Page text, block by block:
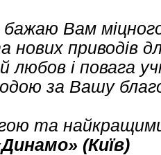
бажаю Вам
приводів
любов і повага
за Вашу
та
(Київ)